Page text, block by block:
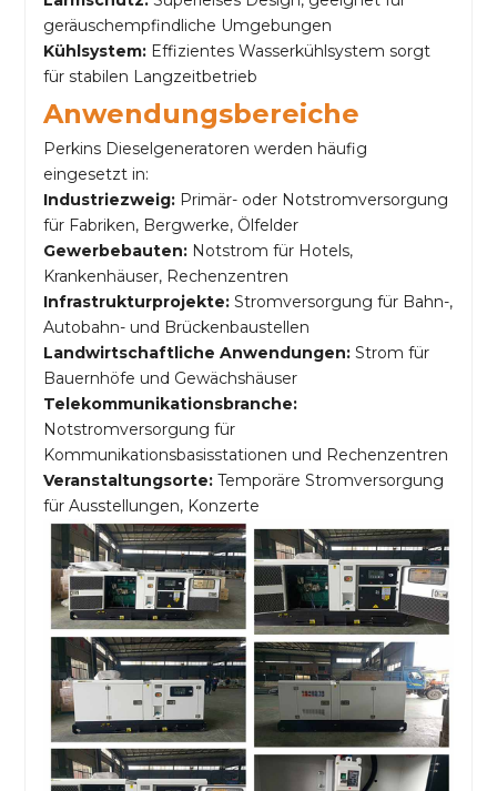
geräuschempfindliche Umgebungen
Kühlsystem: Effizientes Wasserkühlsystem sorgt
für stabilen Langzeitbetrieb
Anwendungsbereiche
Perkins Dieselgeneratoren werden häufig
eingesetzt in:
Industriezweig: Primär- oder Notstromversorgung
für Fabriken, Bergwerke, Ölfelder
Gewerbebauten: Notstrom für Hotels,
Krankenhäuser, Rechenzentren
Infrastrukturprojekte:Stromversorgung für Bahn-,
Autobahn- und Brückenbaustellen
Landwirtschaftliche Anwendungen:Strom für
Bauernhöfe und Gewächshäuser
Telekommunikationsbranche:
Notstromversorgung für
Kommunikationsbasisstationen und Rechenzentren
Veranstaltungsorte:Temporäre Stromversorgung
für Ausstellungen, Konzerte